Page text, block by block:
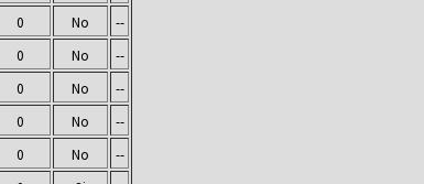
0 No
--
0 No
--
0 No
--
0 No
--
0 No
--